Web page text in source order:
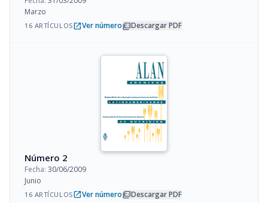
Marzo
16 ARTÍCULOSopen_in_newVer númeropicture_as_pdfDescargar PDF
Número 2
Fecha: 30/06/2009
Junio
16 ARTÍCULOSopen_in_newVer númeropicture_as_pdfDescargar PDF